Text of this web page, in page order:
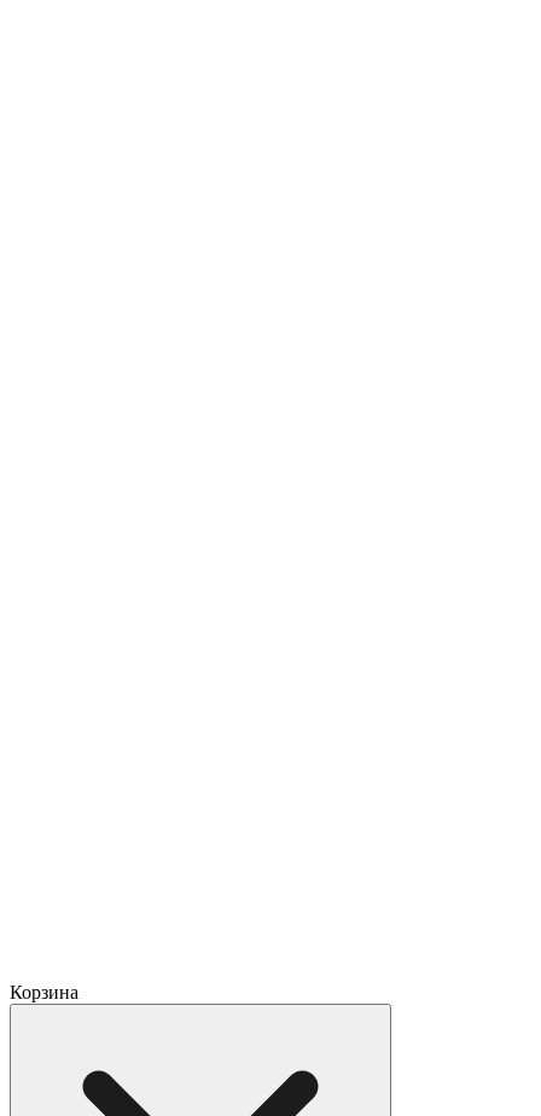
Корзина